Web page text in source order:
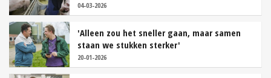
04-03-2026
'Alleen zou het sneller gaan, maar samen
staan we stukken sterker'
20-01-2026